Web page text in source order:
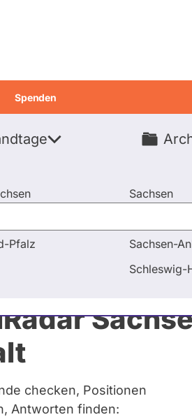
Pfalz
Sachsen
Sachsen-
Schleswig-
Spenden
checken, Positionen
Antworten finden:
Herr MdB Müller, werden-